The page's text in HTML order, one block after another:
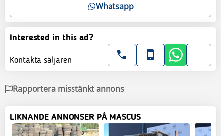
Whatsapp
Interested in this ad?
Kontakta säljaren
Rapportera misstänkt annons
LIKNANDE ANNONSER PÅ MASCUS